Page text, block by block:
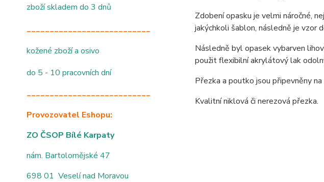
zboží skladem do 3 dnů
___________________________
kožené zboží a osivo
do 5 - 10 pracovních dní
___________________________
Provozovatel Eshopu:
ZO ČSOP Bílé Karpaty
nám. Bartolomějské 47
698 01 Veselí nad Moravou
Zdobení opasku je velmi náročné,
jakýchkoli šablon, následně je vzor
Následně byl opasek vybarven
použit flexibilní akrylátový lak
Přezka a poutko jsou připevněny
Kvalitní niklová či nerezová přezka.